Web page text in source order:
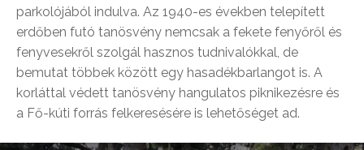
parkolójából indulva. Az 1940-es években telepített
erdőben futó tanösvény nemcsak a fekete fenyőről és
fenyvesekről szolgál hasznos tudnivalókkal, de
bemutat többek között egy hasadékbarlangot is. A
korláttal védett tanösvény hangulatos piknikezésre és
a Fő-kúti forrás felkeresésére is lehetőséget ad.